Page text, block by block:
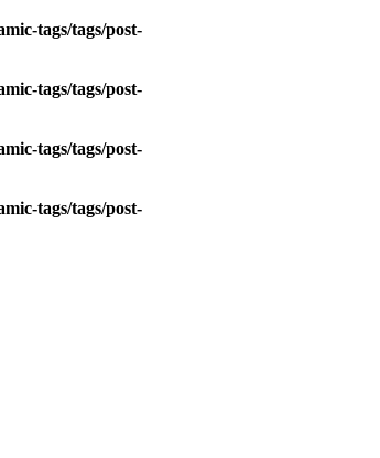
tags/tags/post-
tags/tags/post-
tags/tags/post-
tags/tags/post-